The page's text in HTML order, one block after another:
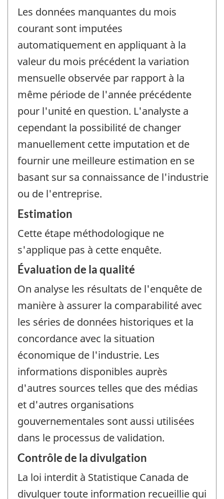
Les données manquantes du mois
courant sont imputées
automatiquement en appliquant à la
valeur du mois précédent la variation
mensuelle observée par rapport à la
même période de l'année précédente
pour l'unité en question. L'analyste a
cependant la possibilité de changer
manuellement cette imputation et de
fournir une meilleure estimation en se
basant sur sa connaissance de l'industrie
ou de l'entreprise.
Estimation
Cette étape méthodologique ne
s'applique pas à cette enquête.
Évaluation de la qualité
On analyse les résultats de l'enquête de
manière à assurer la comparabilité avec
les séries de données historiques et la
concordance avec la situation
économique de l'industrie. Les
informations disponibles auprès
d'autres sources telles que des médias
et d'autres organisations
gouvernementales sont aussi utilisées
dans le processus de validation.
Contrôle de la divulgation
La loi interdit à Statistique Canada de
divulguer toute information recueillie qui